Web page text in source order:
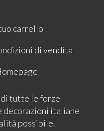
carrello
di vendita
tutte le forze
decorazioni italiane
possibile.